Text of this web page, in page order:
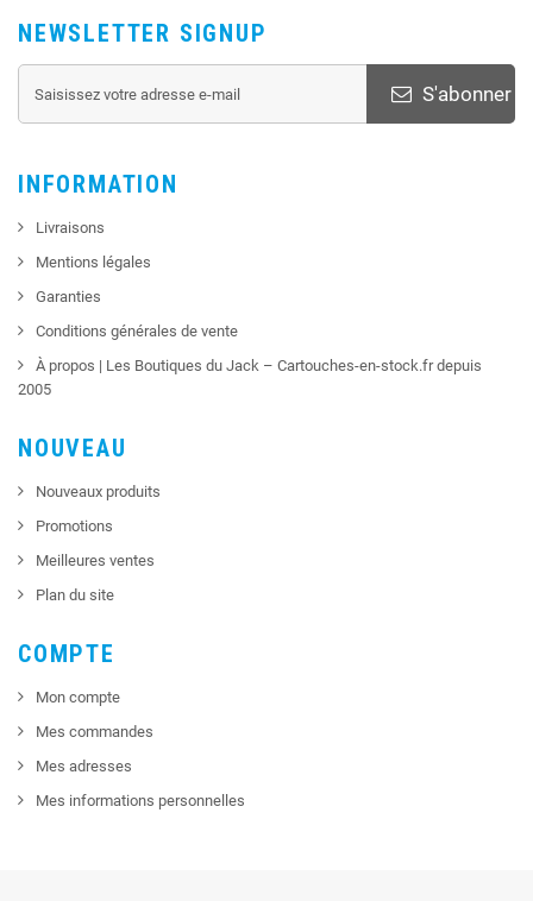
NEWSLETTER SIGNUP
S'abonner
INFORMATION
Livraisons
Mentions légales
Garanties
Conditions générales de vente
À propos | Les Boutiques du Jack – Cartouches-en-stock.fr depuis
2005
NOUVEAU
Nouveaux produits
Promotions
Meilleures ventes
Plan du site
COMPTE
Mon compte
Mes commandes
Mes adresses
Mes informations personnelles